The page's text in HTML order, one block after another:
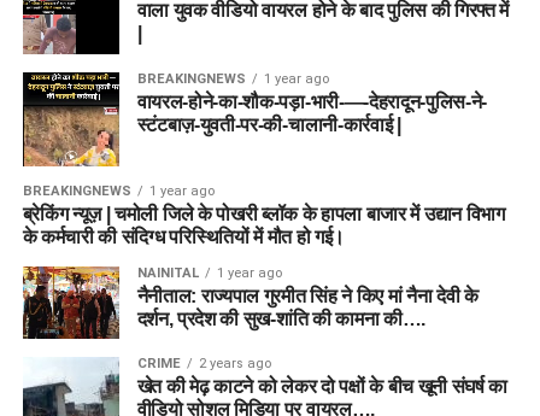
वाला युवक वीडियो वायरल होने के बाद पुलिस की गिरफ्त में
BREAKINGNEWS 1 year ago
वायरल-होने-का-शौक-पड़ा-भारी-—-देहरादून-पुलिस-ने-
स्टंटबाज़-युवती-पर-की-चालानी-कार्रवाई |
BREAKINGNEWS 1 year ago
ब्रेकिंग न्यूज़ | चमोली जिले के पोखरी ब्लॉक के हापला बाजार में उद्यान विभाग
के कर्मचारी की संदिग्ध परिस्थितियों में मौत हो गई।
NAINITAL 1 year ago
नैनीताल: राज्यपाल गुरमीत सिंह ने किए मां नैना देवी के
दर्शन, प्रदेश की सुख-शांति की कामना की….
CRIME 2 years ago
खेत की मेढ़ काटने को लेकर दो पक्षों के बीच खूनी संघर्ष का
वीडियो सोशल मिडिया पर वायरल….